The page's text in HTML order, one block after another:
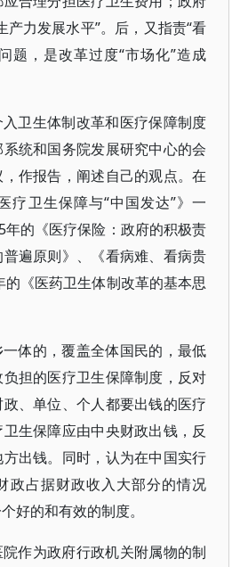
产力发展水平”。后，又指责“看
题，是改革过度“市场化”造成
卫生体制改革和医疗保障制度
统和国务院发展研究中心的会
作报告，阐述自己的观点。在
疗卫生保障与“中国发达”》一
的《医疗保险：政府的积极责
遍原则》、《看病难、看病贵
《医药卫生体制改革的基本思
体的，覆盖全体国民的，最低
担的医疗卫生保障制度，反对
、单位、个人都要出钱的医疗
生保障应由中央财政出钱，反
出钱。同时，认为在中国实行
政占据财政收入大部分的情况
好的和有效的制度。
作为政府行政机关附属物的制